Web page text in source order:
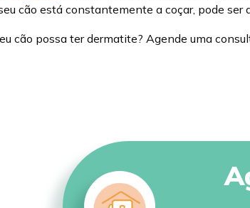
cão está constantemente a coçar, pode ser
cão possa ter dermatite? Agende uma